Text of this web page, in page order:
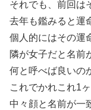
それでも、前回は
去年も鑑みると運
個人的にはその運
隣が女子だと名前
何と呼べば良いの
これでかれこれ1
中々顔と名前が一